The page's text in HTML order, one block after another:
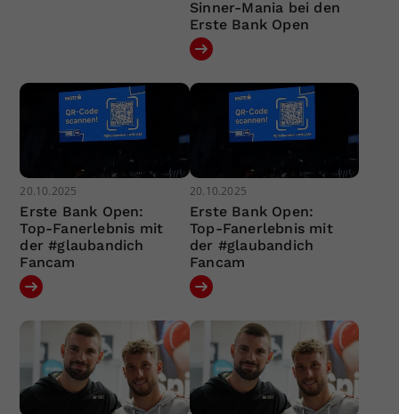
Sinner-Mania bei den
Erste Bank Open
20.10.2025
Erste Bank Open:
Top-Fanerlebnis mit
der #glaubandich
Fancam
20.10.2025
Erste Bank Open:
Top-Fanerlebnis mit
der #glaubandich
Fancam